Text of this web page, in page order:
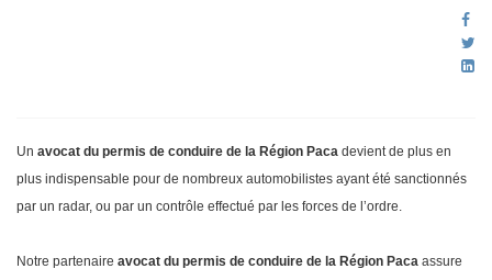
Un avocat du permis de conduire de la Région Paca devient de plus en
plus indispensable pour de nombreux automobilistes ayant été sanctionnés
par un radar, ou par un contrôle effectué par les forces de l’ordre.
Notre partenaire avocat du permis de conduire de la Région Paca assure